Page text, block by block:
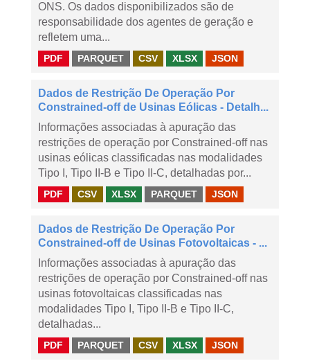
ONS. Os dados disponibilizados são de
responsabilidade dos agentes de geração e
refletem uma...
PDF PARQUET CSV XLSX JSON
Dados de Restrição De Operação Por
Constrained-off de Usinas Eólicas - Detalh...
Informações associadas à apuração das
restrições de operação por Constrained-off nas
usinas eólicas classificadas nas modalidades
Tipo I, Tipo II-B e Tipo II-C, detalhadas por...
PDF CSV XLSX PARQUET JSON
Dados de Restrição De Operação Por
Constrained-off de Usinas Fotovoltaicas - ...
Informações associadas à apuração das
restrições de operação por Constrained-off nas
usinas fotovoltaicas classificadas nas
modalidades Tipo I, Tipo II-B e Tipo II-C,
detalhadas...
PDF PARQUET CSV XLSX JSON